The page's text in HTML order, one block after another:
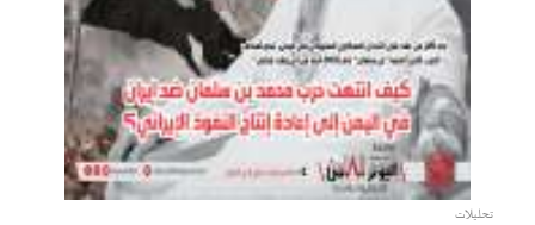
تحليلات